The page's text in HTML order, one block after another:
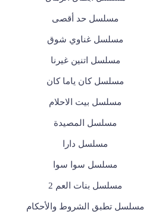
مسلسل حد أقصى
مسلسل غناوي شوق
مسلسل اتنين غيرنا
مسلسل كان ياما كان
مسلسل بيت الاحلام
مسلسل المصيدة
مسلسل دارا
مسلسل سوا سوا
مسلسل بنات العم 2
مسلسل تطبق الشروط والأحكام